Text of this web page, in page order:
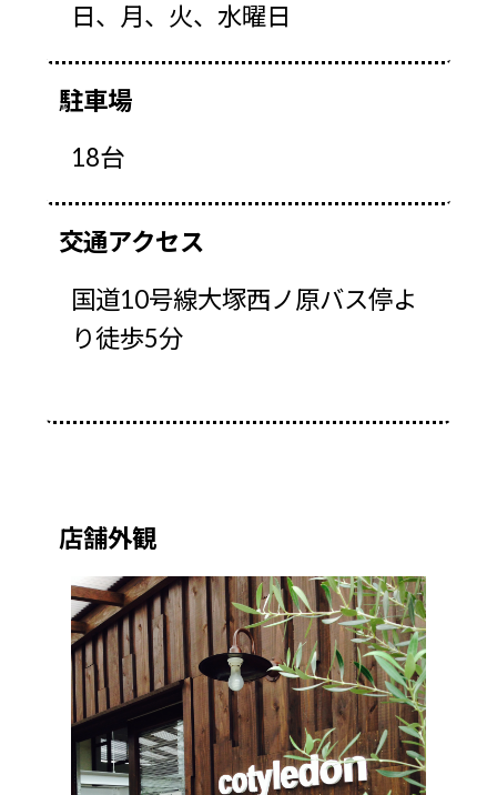
日、月、火、水曜日
駐車場
18台
交通アクセス
国道10号線大塚西ノ原バス停よ
り徒歩5分
店舗外観